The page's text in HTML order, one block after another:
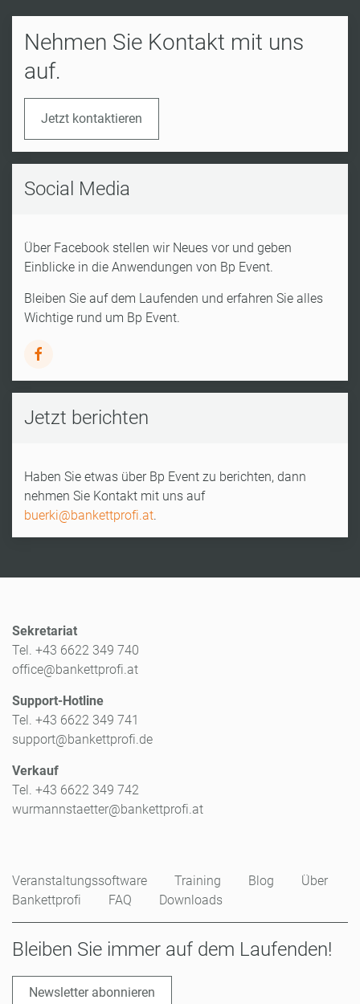
Nehmen Sie Kontakt mit uns
auf.
Jetzt kontaktieren
Social Media
Über Facebook stellen wir Neues vor und geben
Einblicke in die Anwendungen von Bp Event.
Bleiben Sie auf dem Laufenden und erfahren Sie alles
Wichtige rund um Bp Event.
Jetzt berichten
Haben Sie etwas über Bp Event zu berichten, dann
nehmen Sie Kontakt mit uns auf
buerki@bankettprofi.at.
Sekretariat
Tel. +43 6622 349 740
office@bankettprofi.at
Support-Hotline
Tel. +43 6622 349 741
support@bankettprofi.de
Verkauf
Tel. +43 6622 349 742
wurmannstaetter@bankettprofi.at
Veranstaltungssoftware Training Blog
Über
Bankettprofi
FAQ Downloads
Bleiben Sie immer auf dem Laufenden!
Newsletter abonnieren